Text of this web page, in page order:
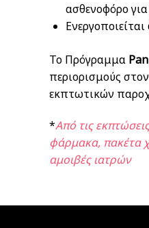
ασθενοφόρο
Ενεργοποιείται
Το Πρόγραμμα
περιορισμούς
εκπτωτικών
*Από τις
φάρμακα, πακέτα
αμοιβές ιατρών